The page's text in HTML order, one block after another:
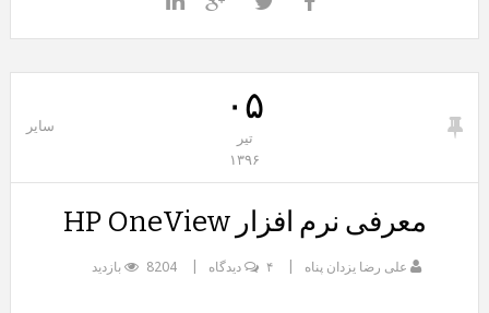
۰۵
تیر
۱۳۹۶
سایر
معرفی نرم افزار HP OneView
علی رضا یزدان پناه ۴ دیدگاه 8204 بازدید